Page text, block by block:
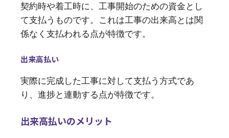
契約時や着工時に、工事開始のための資金とし
て支払うものです。これは工事の出来高とは関
係なく支払われる点が特徴です。
出来高払い
実際に完成した工事に対して支払う方式であ
り、進捗と連動する点が特徴です。
出来高払いのメリット